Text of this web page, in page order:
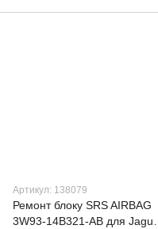
Артикул: 138079
Ремонт блоку SRS AIRBAG
3W93-14B321-AB для Jaguar